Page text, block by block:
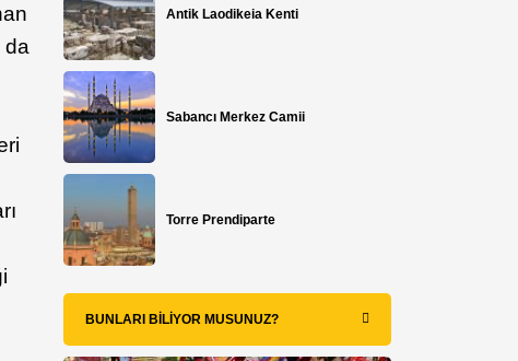
da
Antik Laodikeia Kenti
Sabancı Merkez Camii
Torre Prendiparte
BUNLARI BILIYOR MUSUNUZ?